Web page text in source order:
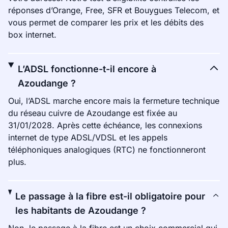
réponses d’Orange, Free, SFR et Bouygues Telecom, et
vous permet de comparer les prix et les débits des
box internet.
L’ADSL fonctionne-t-il encore à
Azoudange ?
Oui, l’ADSL marche encore mais la fermeture technique
du réseau cuivre de Azoudange est fixée au
31/01/2028. Après cette échéance, les connexions
internet de type ADSL/VDSL et les appels
téléphoniques analogiques (RTC) ne fonctionneront
plus.
Le passage à la fibre est-il obligatoire pour
les habitants de Azoudange ?